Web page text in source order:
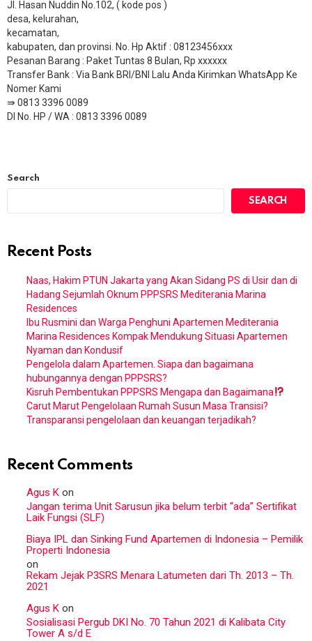
Jl. Hasan Nuddin No.102, ( kode pos )
desa, kelurahan,
kecamatan,
kabupaten, dan provinsi. No. Hp Aktif : 08123456xxx
Pesanan Barang : Paket Tuntas 8 Bulan, Rp xxxxxx
​Transfer Bank : Via Bank BRI/BNI Lalu Anda Kirimkan WhatsApp Ke
Nomer Kami
⇛ 0813 3396 0089
DI No. HP / WA : 0813 3396 0089
Search
SEARCH
Recent Posts
Naas, Hakim PTUN Jakarta yang Akan Sidang PS di Usir dan di
Hadang Sejumlah Oknum PPPSRS Mediterania Marina
Residences
Ibu Rusmini dan Warga Penghuni Apartemen Mediterania
Marina Residences Kompak Mendukung Situasi Apartemen
Nyaman dan Kondusif
Pengelola dalam Apartemen. Siapa dan bagaimana
hubungannya dengan PPPSRS?
Kisruh Pembentukan PPPSRS Mengapa dan Bagaimana
Carut Marut Pengelolaan Rumah Susun Masa Transisi?
Transparansi pengelolaan dan keuangan terjadikah?
Recent Comments
Agus K on
Jangan terima Unit Sarusun jika belum terbit “ada” Sertifikat
Laik Fungsi (SLF)
Biaya IPL dan Sinking Fund Apartemen di Indonesia – Pemilik
Properti Indonesia
on
Rekam Jejak P3SRS Menara Latumeten dari Th. 2013 – Th.
2021
Agus K on
Sosialisasi Pergub DKI No. 70 Tahun 2021 di Kalibata City
Tower A s/d E